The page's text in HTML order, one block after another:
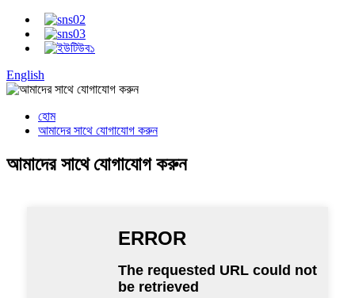
English
হোম
আমাদের সাথে যোগাযোগ করুন
আমাদের সাথে যোগাযোগ করুন